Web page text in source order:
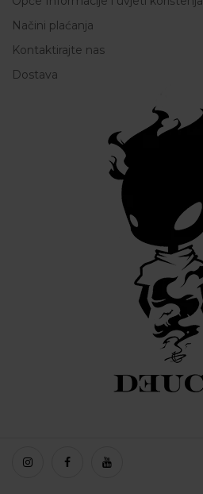
Načini plaćanja
Kontaktirajte nas
Dostava